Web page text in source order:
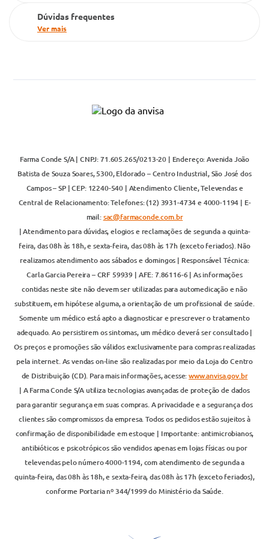
Dúvidas frequentes
Ver mais
Farma Conde S/A | CNPJ: 71.605.265/0213-20 | Endereço: Avenida João
Batista de Souza Soares, 5300, Eldorado – Centro Industrial, São José dos
Campos – SP | CEP: 12240-540 | Atendimento Cliente, Televendas e
Central de Relacionamento: Telefones: (12) 3931-4734 e 4000-1194 | E-
mail:sac@farmaconde.com.br
| Atendimento para dúvidas, elogios e reclamações de segunda a quinta-
feira, das 08h às 18h, e sexta-feira, das 08h às 17h (exceto feriados). Não
realizamos atendimento aos sábados e domingos | Responsável Técnica:
Carla Garcia Pereira – CRF 59939 | AFE: 7.86116-6 | As informações
contidas neste site não devem ser utilizadas para automedicação e não
substituem, em hipótese alguma, a orientação de um profissional de saúde.
Somente um médico está apto a diagnosticar e prescrever o tratamento
adequado. Ao persistirem os sintomas, um médico deverá ser consultado |
Os preços e promoções são válidos exclusivamente para compras realizadas
pela internet. As vendas on-line são realizadas por meio da Loja do Centro
de Distribuição (CD). Para mais informações, acesse:www.anvisa.gov.br
| A Farma Conde S/A utiliza tecnologias avançadas de proteção de dados
para garantir segurança em suas compras. A privacidade e a segurança dos
clientes são compromissos da empresa. Todos os pedidos estão sujeitos à
confirmação de disponibilidade em estoque | Importante: antimicrobianos,
antibióticos e psicotrópicos são vendidos apenas em lojas físicas ou por
televendas pelo número 4000-1194, com atendimento de segunda a
quinta-feira, das 08h às 18h, e sexta-feira, das 08h às 17h (exceto feriados),
conforme Portaria nº 344/1999 do Ministério da Saúde.